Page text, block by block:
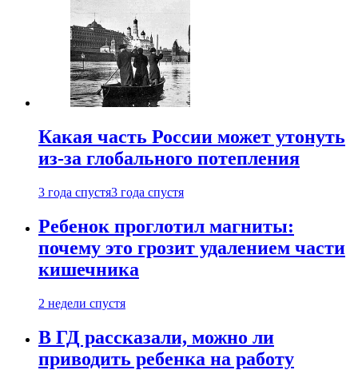
Какая часть России может утонуть
из-за глобального потепления
3 года спустя3 года спустя
Ребенок проглотил магниты:
почему это грозит удалением части
кишечника
2 недели спустя
В ГД рассказали, можно ли
приводить ребенка на работу